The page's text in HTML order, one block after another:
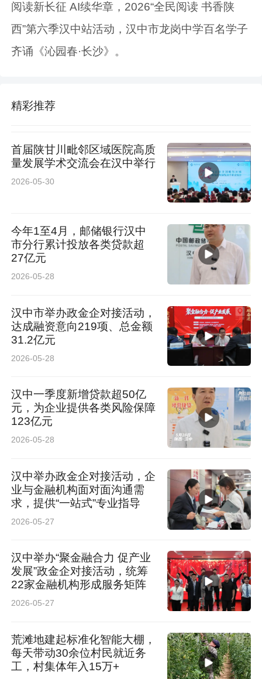
阅读新长征 AI续华章，2026“全民阅读 书香陕
西”第六季汉中站活动，汉中市龙岗中学百名学子
齐诵《沁园春·长沙》。
精彩推荐
首届陕甘川毗邻区域医院高质
量发展学术交流会在汉中举行
2026-05-30
今年1至4月，邮储银行汉中
市分行累计投放各类贷款超
27亿元
2026-05-28
汉中市举办政金企对接活动，
达成融资意向219项、总金额
31.2亿元
2026-05-28
汉中一季度新增贷款超50亿
元，为企业提供各类风险保障
123亿元
2026-05-28
汉中举办政金企对接活动，企
业与金融机构面对面沟通需
求，提供“一站式”专业指导
2026-05-27
汉中举办“聚金融合力 促产业
发展”政金企对接活动，统筹
22家金融机构形成服务矩阵
2026-05-27
荒滩地建起标准化智能大棚，
每天带动30余位村民就近务
工，村集体年入15万+